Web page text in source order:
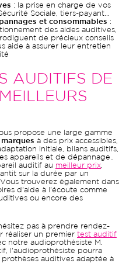
: la prise en charge de vos
Sociale, tiers-payant...
et consommables :
des aides auditives,
de précieux conseils
aide à assurer leur entretien
AUDITIFS DE
propose une large gamme
à des prix accessibles,
initiale, bilans auditifs,
appareils et de dépannage..
auditif au meilleur prix
sur la durée par un
Vous trouverez également dans
d'aide à l'écoute comme
ou encore des
pas à prendre rendez-
réaliser un premier test auditif
notre audioprothésiste M.
l'audioprothésiste pourra
auditives adaptée à